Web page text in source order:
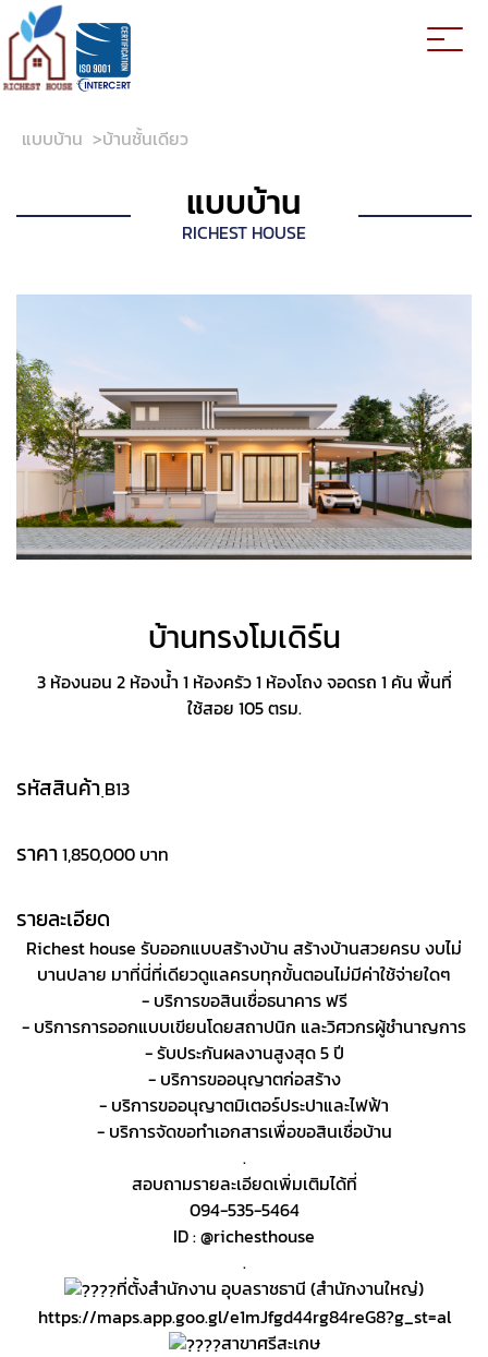
แบบบ้าน >บ้านชั้นเดียว
แบบบ้าน
RICHEST HOUSE
บ้านทรงโมเดิร์น
3 ห้องนอน 2 ห้องน้ำ 1 ห้องครัว 1 ห้องโถง จอดรถ 1 คัน พื้นที่
ใช้สอย 105 ตรม.
รหัสสินค้า ฺB13
ราคา1,850,000 บาท
รายละเอียด
Richest house รับออกแบบสร้างบ้าน สร้างบ้านสวยครบ งบไม่
บานปลาย มาที่นี่ที่เดียวดูแลครบทุกขั้นตอนไม่มีค่าใช้จ่ายใดๆ
- บริการขอสินเชื่อธนาคาร ฟรี
- บริการการออกแบบเขียนโดยสถาปนิก และวิศวกรผู้ชำนาญการ
- รับประกันผลงานสูงสุด 5 ปี
- บริการขออนุญาตก่อสร้าง
- บริการขออนุญาตมิเตอร์ประปาและไฟฟ้า
- บริการจัดขอทำเอกสารเพื่อขอสินเชื่อบ้าน
.
สอบถามรายละเอียดเพิ่มเติมได้ที่
094-535-5464
ID : @richesthouse
.
ที่ตั้งสำนักงาน อุบลราชธานี (สำนักงานใหญ่)
https://maps.app.goo.gl/e1mJfgd44rg84reG8?g_st=al
สาขาศรีสะเกษ